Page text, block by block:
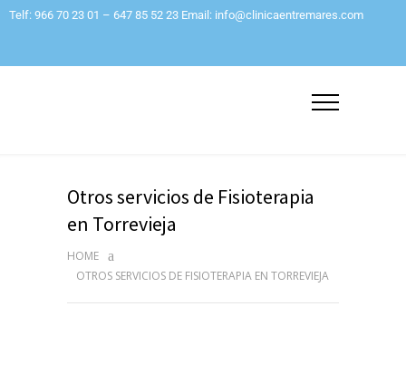
Telf: 966 70 23 01 – 647 85 52 23 Email: info@clinicaentremares.com
Otros servicios de Fisioterapia
en Torrevieja
HOME
OTROS SERVICIOS DE FISIOTERAPIA EN TORREVIEJA